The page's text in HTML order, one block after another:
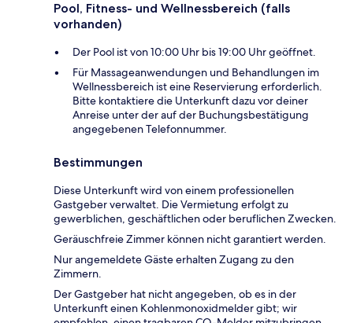
Pool, Fitness- und Wellnessbereich (falls
vorhanden)
Der Pool ist von 10:00 Uhr bis 19:00 Uhr geöffnet.
Für Massageanwendungen und Behandlungen im
Wellnessbereich ist eine Reservierung erforderlich.
Bitte kontaktiere die Unterkunft dazu vor deiner
Anreise unter der auf der Buchungsbestätigung
angegebenen Telefonnummer.
Bestimmungen
Diese Unterkunft wird von einem professionellen
Gastgeber verwaltet. Die Vermietung erfolgt zu
gewerblichen, geschäftlichen oder beruflichen Zwecken.
Geräuschfreie Zimmer können nicht garantiert werden.
Nur angemeldete Gäste erhalten Zugang zu den
Zimmern.
Der Gastgeber hat nicht angegeben, ob es in der
Unterkunft einen Kohlenmonoxidmelder gibt; wir